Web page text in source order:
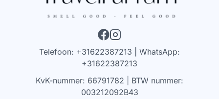
Telefoon: +31622387213 | WhatsApp:
+31622387213
KvK-nummer: 66791782 | BTW nummer:
003212092B43